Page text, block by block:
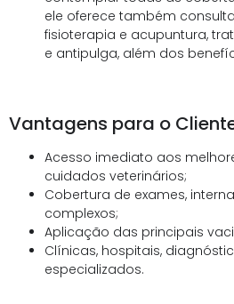
ele oferece também
fisioterapia e acupuntura,
e antipulga, além dos
Vantagens para o
Acesso imediato aos
cuidados veterinários;
Cobertura de exames,
complexos;
Aplicação das principais
Clínicas, hospitais,
especializados.